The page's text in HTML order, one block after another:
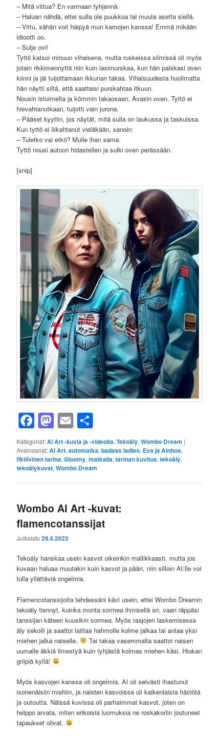
– Mitä vittua? En varmaan tyhjennä.
– Haluan nähdä, ettei sulla ole puukkoa tai muuta asetta siellä.
– Vittu, sähän voit häipyä mun kamojen kanssa! Emmä mikään
idiootti oo.
– Sulje ovi!
Tyttö katsoi minuun vihaisena, mutta ruskeissa silmissä oli myös
jotain rikkimennyttä niin kuin lasimurskaa, kun hän paiskasi oven
kiinni ja jäi tuijottamaan ikkunan takaa. Vihaisuudesta huolimatta
hän näytti siltä, että saattaisi purskahtaa itkuun.
Nousin istuimelta ja kömmin takaosaan. Avasin oven. Tyttö ei
hievahtanutkaan, tuijotti vain jurona.
– Pääset kyytiin, jos näytät, mitä sulla on laukussa ja taskuissa.
Kun tyttö ei liikahtanut vieläkään, sanoin:
– Tuletko vai etkö? Mulle ihan sama.
Tyttö nousi autoon hidastellen ja sulki oven perässään.
[snip]
Facebook
Mastodon
Email
Kategoriat:AI Art -kuvia ja -videoita,Tekoäly,Wombo Dream |
Avainsanat:AI Art,automatka,badass ladies, Eva ja Ainhoa,
fiktiivinen tarina,Gloomy,matkalla,tarinan kuvitus,tekoäly,
tekoälykuvat,Wombo Dream
Wombo AI Art -kuvat:
flamencotanssijat
Julkaistu29.4.2023
Tekoäly hanskaa usein kasvot oikeinkin mallikkaasti, mutta jos
kuvaan haluaa muutakin kuin kasvot ja pään, niin silloin AI:lle voi
tulla yllättäviä ongelmia.
Flamencotanssijoita tehdessäni kävi usein, ettei Wombo Dreamin
tekoäly tiennyt, kuinka monta sormea ihmisellä on, vaan räppäsi
tanssijan käteen kuusikin sormea. Myös raajojen laskemisessa
äly sekoili ja saattoi laittaa hahmolle kolme jalkaa tai antaa yksi
miehen jalka naiselle.
Tai takaa vasemmalta saattoi naisen
uumalle äkkiä ilmestyä kuin tyhjästä kolmas miehen käsi. Hiukan
griipiä kyllä!
Myös kasvojen kanssa oli ongelmia. AI oli selvästi ihastunut
isonenäisiin miehiin, ja naisten kasvoissa oli kaikenlaista häiriötä
ja outoutta. Näissä kuvissa oli parhaimmat kasvot, joten on
helppo arvata, miten erikoisia luomuksia ne roskakoriin joutuneet
tapaukset olivat.